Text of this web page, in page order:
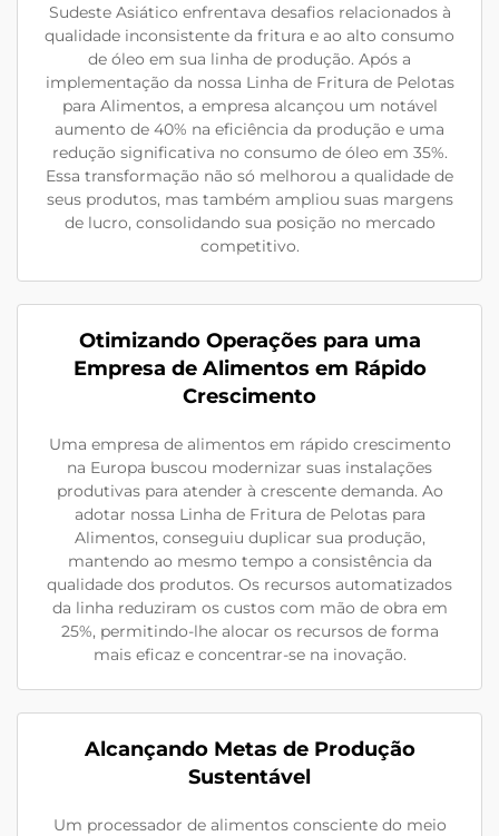
Sudeste Asiático enfrentava desafios relacionados à
qualidade inconsistente da fritura e ao alto consumo
de óleo em sua linha de produção. Após a
implementação da nossa Linha de Fritura de Pelotas
para Alimentos, a empresa alcançou um notável
aumento de 40% na eficiência da produção e uma
redução significativa no consumo de óleo em 35%.
Essa transformação não só melhorou a qualidade de
seus produtos, mas também ampliou suas margens
de lucro, consolidando sua posição no mercado
competitivo.
Otimizando Operações para uma
Empresa de Alimentos em Rápido
Crescimento
Uma empresa de alimentos em rápido crescimento
na Europa buscou modernizar suas instalações
produtivas para atender à crescente demanda. Ao
adotar nossa Linha de Fritura de Pelotas para
Alimentos, conseguiu duplicar sua produção,
mantendo ao mesmo tempo a consistência da
qualidade dos produtos. Os recursos automatizados
da linha reduziram os custos com mão de obra em
25%, permitindo-lhe alocar os recursos de forma
mais eficaz e concentrar-se na inovação.
Alcançando Metas de Produção
Sustentável
Um processador de alimentos consciente do meio